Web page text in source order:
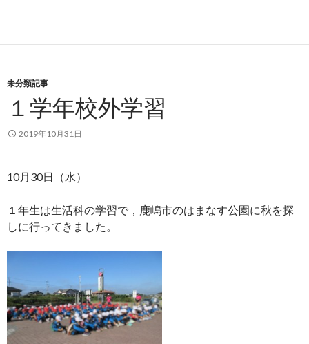
未分類記事
１学年校外学習
2019年10月31日
10月30日（水）
１年生は生活科の学習で，鹿嶋市のはまなす公園に秋を探
しに行ってきました。